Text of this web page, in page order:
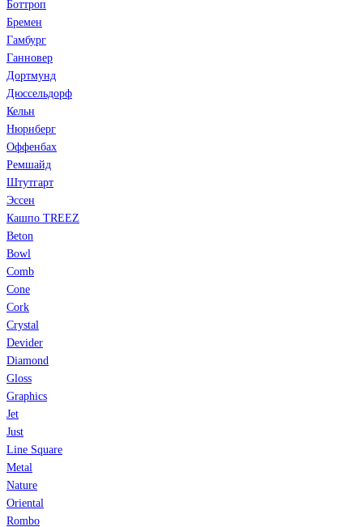
Боттроп
Бремен
Гамбург
Ганновер
Дортмунд
Дюссельдорф
Кельн
Нюрнберг
Оффенбах
Ремшайд
Штутгарт
Эссен
Кашпо TREEZ
Beton
Bowl
Comb
Cone
Cork
Crystal
Devider
Diamond
Gloss
Graphics
Jet
Just
Line Square
Metal
Nature
Oriental
Rombo